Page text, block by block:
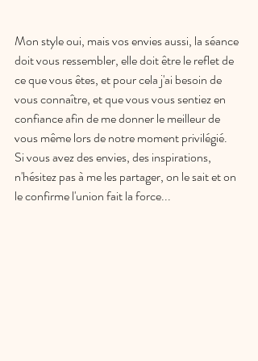
Mon style oui, mais vos envies aussi, la séance
doit vous ressembler, elle doit être le reflet de
ce que vous êtes, et pour cela j'ai besoin de
vous connaître, et que vous vous sentiez en
confiance afin de me donner le meilleur de
vous même lors de notre moment privilégié.
Si vous avez des envies, des inspirations,
n'hésitez pas à me les partager, on le sait et on
le confirme l'union fait la force...